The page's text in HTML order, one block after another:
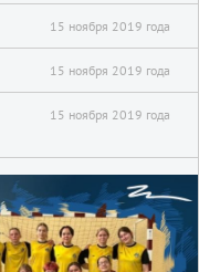
15 ноября 2019 года
15 ноября 2019 года
15 ноября 2019 года